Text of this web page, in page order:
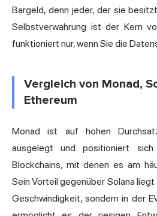
Bargeld, denn jeder, der sie
Selbstverwahrung ist der Kern
funktioniert nur, wenn Sie die
Vergleich von Monad,
Ethereum
Monad ist auf hohen
ausgelegt und positioniert
Blockchains, mit denen es am
Sein Vorteil gegenüber Solana
Geschwindigkeit, sondern in der